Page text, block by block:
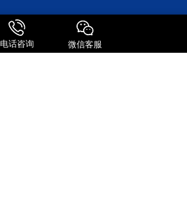
电话咨询 微信客服